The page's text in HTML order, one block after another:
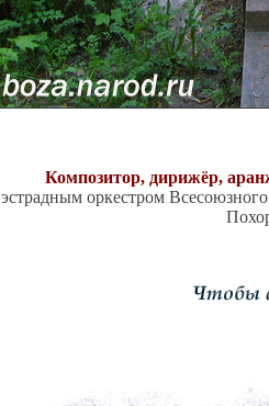
Композитор, дирижёр,
эстрадным оркестром